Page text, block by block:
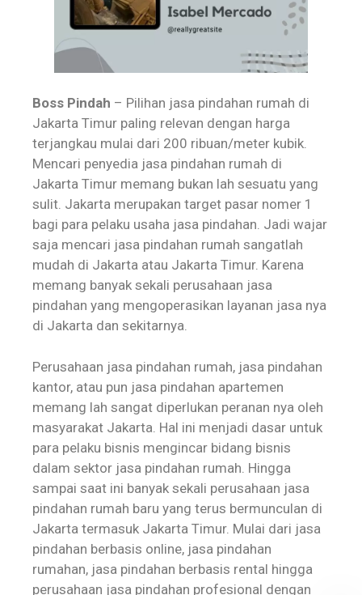
Boss Pindah – Pilihan jasa pindahan rumah di
Jakarta Timur paling relevan dengan harga
terjangkau mulai dari 200 ribuan/meter kubik.
Mencari penyedia jasa pindahan rumah di
Jakarta Timur memang bukan lah sesuatu yang
sulit. Jakarta merupakan target pasar nomer 1
bagi para pelaku usaha jasa pindahan. Jadi wajar
saja mencari jasa pindahan rumah sangatlah
mudah di Jakarta atau Jakarta Timur. Karena
memang banyak sekali perusahaan jasa
pindahan yang mengoperasikan layanan jasa nya
di Jakarta dan sekitarnya.
Perusahaan jasa pindahan rumah, jasa pindahan
kantor, atau pun jasa pindahan apartemen
memang lah sangat diperlukan peranan nya oleh
masyarakat Jakarta. Hal ini menjadi dasar untuk
para pelaku bisnis mengincar bidang bisnis
dalam sektor jasa pindahan rumah. Hingga
sampai saat ini banyak sekali perusahaan jasa
pindahan rumah baru yang terus bermunculan di
Jakarta termasuk Jakarta Timur. Mulai dari jasa
pindahan berbasis online, jasa pindahan
rumahan, jasa pindahan berbasis rental hingga
perusahaan jasa pindahan profesional dengan